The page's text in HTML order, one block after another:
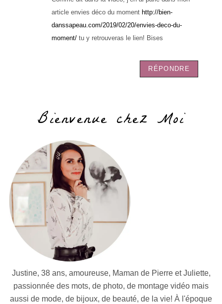
article envies déco du moment http://bien-
danssapeau.com/2019/02/20/envies-deco-du-
moment/ tu y retrouveras le lien! Bises
RÉPONDRE
Bienvenue chez Moi
Justine, 38 ans, amoureuse, Maman de Pierre et Juliette,
passionnée des mots, de photo, de montage vidéo mais
aussi de mode, de bijoux, de beauté, de la vie! À l'époque